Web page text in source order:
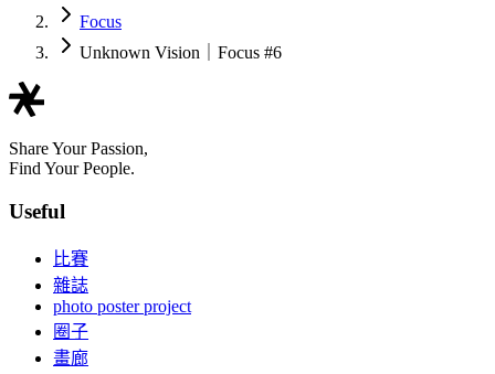
Focus
Unknown Vision｜Focus #6
Share Your Passion,
Find Your People.
Useful
比賽
雜誌
photo poster project
圈子
畫廊